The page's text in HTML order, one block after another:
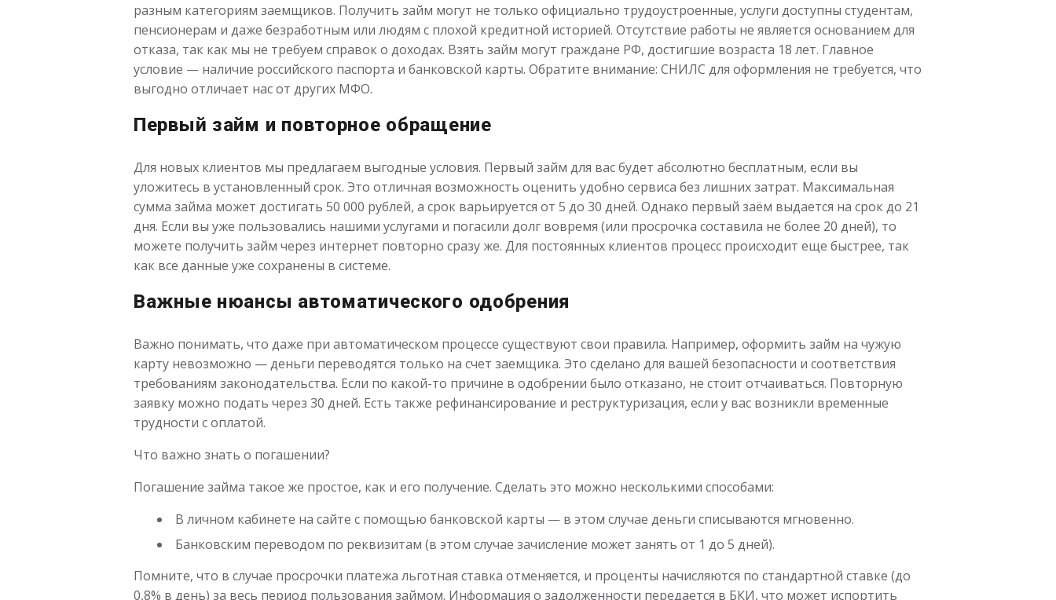
разным категориям заемщиков. Получить займ могут не только официально трудоустроенные, услуги доступны студентам,
пенсионерам и даже безработным или людям с плохой кредитной историей. Отсутствие работы не является основанием для
отказа, так как мы не требуем справок о доходах. Взять займ могут граждане РФ, достигшие возраста 18 лет. Главное
условие — наличие российского паспорта и банковской карты. Обратите внимание: СНИЛС для оформления не требуется, что
выгодно отличает нас от других МФО.
Первый займ и повторное обращение
Для новых клиентов мы предлагаем выгодные условия. Первый займ для вас будет абсолютно бесплатным, если вы
уложитесь в установленный срок. Это отличная возможность оценить удобно сервиса без лишних затрат. Максимальная
сумма займа может достигать 50 000 рублей, а срок варьируется от 5 до 30 дней. Однако первый заём выдается на срок до 21
дня. Если вы уже пользовались нашими услугами и погасили долг вовремя (или просрочка составила не более 20 дней), то
можете получить займ через интернет повторно сразу же. Для постоянных клиентов процесс происходит еще быстрее, так
как все данные уже сохранены в системе.
Важные нюансы автоматического одобрения
Важно понимать, что даже при автоматическом процессе существуют свои правила. Например, оформить займ на чужую
карту невозможно — деньги переводятся только на счет заемщика. Это сделано для вашей безопасности и соответствия
требованиям законодательства. Если по какой-то причине в одобрении было отказано, не стоит отчаиваться. Повторную
заявку можно подать через 30 дней. Есть также рефинансирование и реструктуризация, если у вас возникли временные
трудности с оплатой.
Что важно знать о погашении?
Погашение займа такое же простое, как и его получение. Сделать это можно несколькими способами:
В личном кабинете на сайте с помощью банковской карты — в этом случае деньги списываются мгновенно.
Банковским переводом по реквизитам (в этом случае зачисление может занять от 1 до 5 дней).
Помните, что в случае просрочки платежа льготная ставка отменяется, и проценты начисляются по стандартной ставке (до
0,8% в день) за весь период пользования займом. Информация о задолженности передается в БКИ, что может испортить